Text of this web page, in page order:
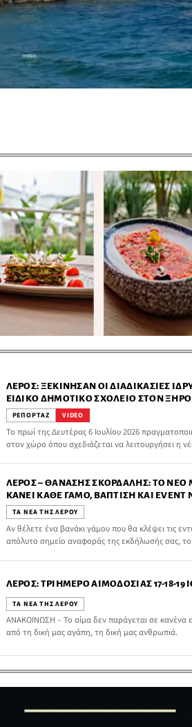
ΛΈΡΟΣ: ΞΕΚΊΝΗΣΑΝ ΟΙ ΔΙΑΔΙΚΑΣΊΕΣ
ΕΙΔΙΚΌ ΔΗΜΟΤΙΚΌ ΣΧΟΛΕΊΟ ΣΤΟΝ
ΡΕΠΟΡΤΑΖ VIDEO
Το πρωί της Δευτέρας 6 Ιουλίου 2026
στον χώρο όπου σχεδιάζεται να λειτουργήσει η
Δημάρχου, του διευθυντή του Δημοτικού
υπαλλήλων του Δήμου Λέρου.
ΛΈΡΟΣ – ΘΑΝΆΣΗΣ ΣΚΟΡΔΆΛΗΣ: ΤΟ ΝΈΟ
ΚΆΝΕΙ ΚΆΘΕ ΓΆΜΟ, ΒΆΠΤΙΣΗ ΚΑΙ EVENT
ΤΑ ΝΕΑ ΤΗΣ ΛΕΡΟΥ
Αν θέλετε ένα βανάκι γάμου που θα κλέψει τις
απόλυτο σημείο αναφοράς της εκδήλωσής σας,
ΛΈΡΟΣ: ΤΡΙΉΜΕΡΟ ΑΙΜΟΔΟΣΊΑΣ 17-18-19
ΤΑ ΝΕΑ ΤΗΣ ΛΕΡΟΥ
ΑΝΑΚΟΙΝΩΣΗ – Το αίμα δεν παράγεται σε κανένα
από τη δική μας αγάπη, τη δική μας ανθρωπιά.